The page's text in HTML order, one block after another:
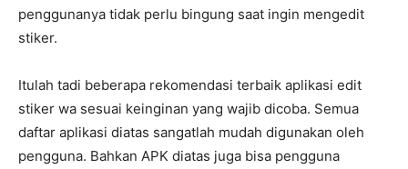
penggunanya tidak perlu bingung saat ingin mengedit
stiker.
Itulah tadi beberapa rekomendasi terbaik aplikasi edit
stiker wa sesuai keinginan yang wajib dicoba. Semua
daftar aplikasi diatas sangatlah mudah digunakan oleh
pengguna. Bahkan APK diatas juga bisa pengguna